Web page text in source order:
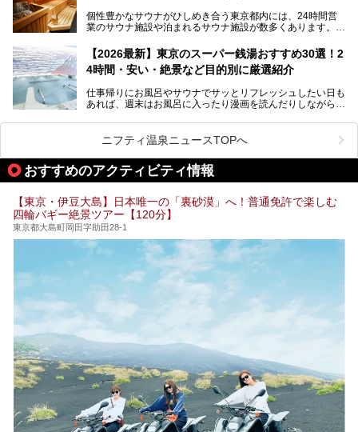
個性豊かなサウナがひしめき合う東京都内には、24時間営
業のサウナ施設や泊まれるサウナ施設が数多くあります。
を旅の目的とする「サ旅」や自分へのご褒美のための宿泊な
ど、自分の好きなタイミングで好きなだけサ活ができるのが
魅力です。
最近では、男性専用施設だけでなく、カップルや女性に嬉し
い個室サウナも増えてきました。
ら、特におすすめしたい施設14選をご紹介します。
してみてください。
【2026最新】東京のスーパー銭湯おすすめ30選！2
4時間・安い・絶景など目的別に厳選紹介
仕事帰りにお風呂やサウナでサッとリフレッシュしたい日も
あれば、週末はお風呂に入ったり漫画を読んだりしながら一
また、終電を逃してしまい、「このまま朝までゆっくりでき
る場所があれば」と探した経験がある人も多いのではないで
しょうか。
そこで本記事では、東京でおすすめのスーパー銭湯を、目的
24時間営業で宿泊できる施設や、1,000円以下で楽しめる安
い施設、デートや休日レジャーにもぴったりなエンタメ要素
が充実した施設など、利用のシーンに合わせて参考にしてく
ださい。
ニフティ温泉ニュースTOPへ
おすすめのアクティビティ情報
【東京・伊豆大島】日本唯一の「裏砂漠」へ！普通免許で楽しむ
四輪バギー絶景ツアー【120分】
東京都大島町岡田字助田28-1